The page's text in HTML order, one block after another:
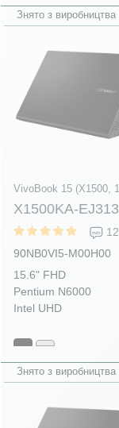
Знято з виробництва
X1500KA-EJ313
12
90NB0VI5-M00H00
15.6" FHD
Pentium N6000
Intel UHD
Знято з виробництва